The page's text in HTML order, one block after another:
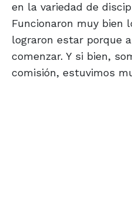
en la variedad de
Funcionaron muy bien
lograron estar porque
comenzar. Y si bien,
comisión, estuvimos